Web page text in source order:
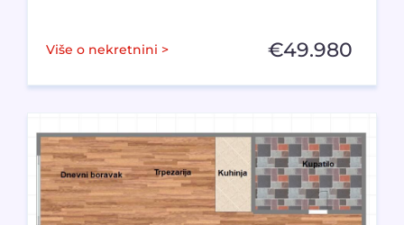
Više o nekretnini > €49.980